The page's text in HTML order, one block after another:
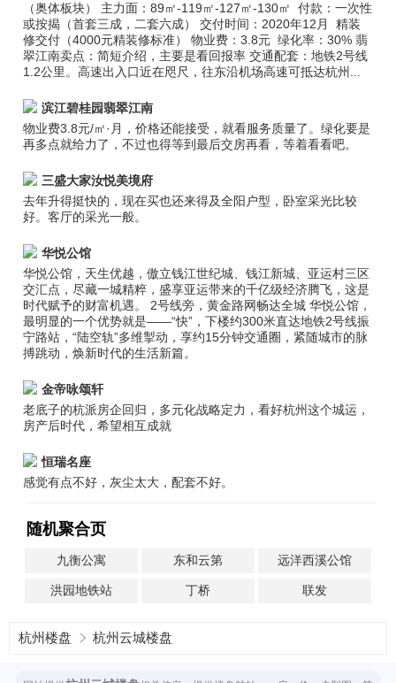
（奥体板块） 主力面：89㎡-119㎡-127㎡-130㎡ 付款：一次性
或按揭（首套三成，二套六成） 交付时间：2020年12月 精装
修交付（4000元精装修标准） 物业费：3.8元 绿化率：30% 翡
翠江南卖点：简短介绍，主要是看回报率 交通配套：地铁2号线
1.2公里。高速出入口近在咫尺，往东沿机场高速可抵达杭州...
滨江碧桂园翡翠江南
物业费3.8元/㎡·月，价格还能接受，就看服务质量了。绿化要是
再多点就给力了，不过也得等到最后交房再看，等着看看吧。
三盛大家汝悦美境府
去年升得挺快的，现在买也还来得及全阳户型，卧室采光比较
好。客厅的采光一般。
华悦公馆
华悦公馆，天生优越，傲立钱江世纪城、钱江新城、亚运村三区
交汇点，尽藏一城精粹，盛享亚运带来的千亿级经济腾飞，这是
时代赋予的财富机遇。 2号线旁，黄金路网畅达全城 华悦公馆，
最明显的一个优势就是——“快”，下楼约300米直达地铁2号线振
宁路站，“陆空轨”多维掣动，享约15分钟交通圈，紧随城市的脉
搏跳动，焕新时代的生活新篇。
金帝咏颂轩
老底子的杭派房企回归，多元化战略定力，看好杭州这个城运，
房产后时代，希望相互成就
恒瑞名座
感觉有点不好，灰尘太大，配套不好。
随机聚合页
九衡公寓 东和云第 远洋西溪公馆
洪园地铁站 丁桥 联发
杭州楼盘 杭州云城楼盘